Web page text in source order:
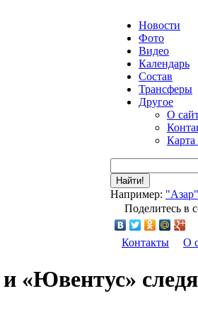
Новости
Фото
Видео
Календарь
Состав
Трансферы
Другое
О
Карта
Найти!
Например: "Азар"
Поделитесь в
Контакты О
«Ювентус»